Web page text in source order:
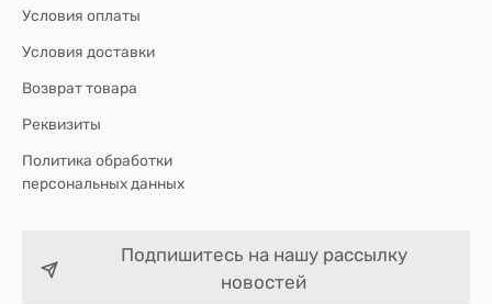
Условия оплаты
Условия доставки
Возврат товара
Реквизиты
Политика обработки
персональных данных
Подпишитесь на нашу рассылку
новостей